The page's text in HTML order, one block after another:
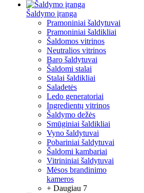
Šaldymo įranga
Pramoniniai šaldytuvai
Pramoniniai šaldikliai
Šaldomos vitrinos
Neutralios vitrinos
Baro šaldytuvai
Šaldomi stalai
Stalai šaldikliai
Saladetės
Ledo generatoriai
Ingredientų vitrinos
Šaldymo dežės
Smūginiai šaldikliai
Vyno šaldytuvai
Pobariniai šaldytuvai
Šaldomi kambariai
Vitrininiai šaldytuvai
Mėsos brandinimo
kameros
+ Daugiau 7